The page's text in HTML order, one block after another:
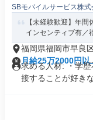
SBモバイルサービス株式
【未経験歓迎】年
インセンティブ有／
福岡県福岡市早良
月給25万2000円以
求める人材: ・学
接することが好きな